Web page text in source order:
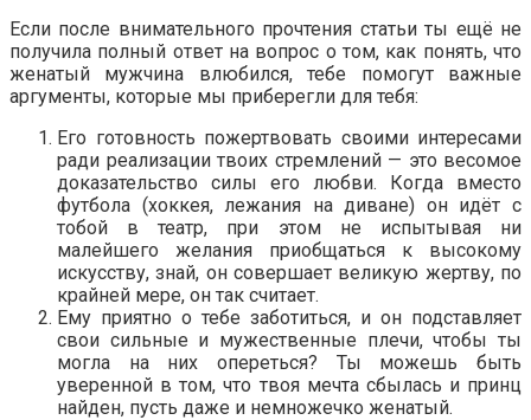
Если после внимательного прочтения статьи ты ещё не
получила полный ответ на вопрос о том, как понять, что
женатый мужчина влюбился, тебе помогут важные
аргументы, которые мы приберегли для тебя:
Его готовность пожертвовать своими интересами
ради реализации твоих стремлений — это весомое
доказательство силы его любви. Когда вместо
футбола (хоккея, лежания на диване) он идёт с
тобой в театр, при этом не испытывая ни
малейшего желания приобщаться к высокому
искусству, знай, он совершает великую жертву, по
крайней мере, он так считает.
Ему приятно о тебе заботиться, и он подставляет
свои сильные и мужественные плечи, чтобы ты
могла на них опереться? Ты можешь быть
уверенной в том, что твоя мечта сбылась и принц
найден, пусть даже и немножечко женатый.